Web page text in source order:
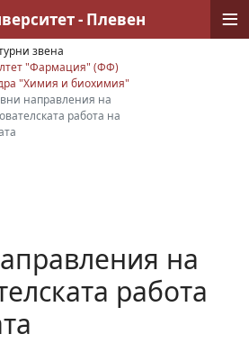
звена
"Фармация" (ФФ)
"Химия и биохимия"
направления на
работа на
на
работа
- Плевен ≡